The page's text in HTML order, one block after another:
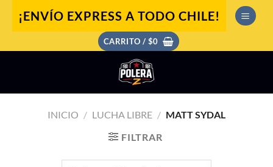
¡ENVÍO EXPRESS A TODO CHILE!
CARRITO / $0
INICIO / LUCHA LIBRE / MATT SYDAL
FILTRAR